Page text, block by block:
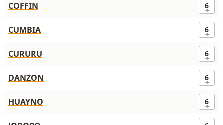
COFFIN 6
CUMBIA 6
CURURU 6
DANZON 6
HUAYNO 6